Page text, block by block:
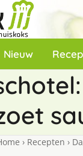
Nieuw
› Recepten ›